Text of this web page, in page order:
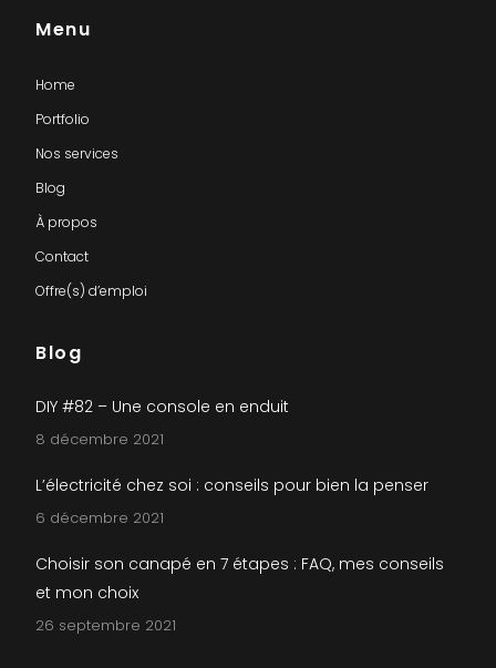
Menu
Home
Portfolio
Nos services
Blog
À propos
Contact
Offre(s) d’emploi
Blog
DIY #82 – Une console en enduit
8 décembre 2021
L’électricité chez soi : conseils pour bien la penser
6 décembre 2021
Choisir son canapé en 7 étapes : FAQ, mes conseils
et mon choix
26 septembre 2021